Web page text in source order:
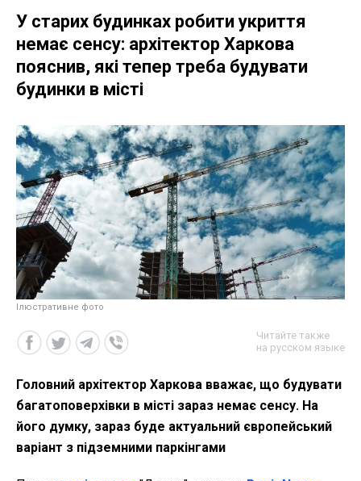
У старих будинках робити укриття
немає сенсу: архітектор Харкова
пояснив, які тепер треба будувати
будинки в місті
Ілюстративне фото
Читайте также
на русском языке
Головний архітектор Харкова вважає, що будувати
багатоповерхівки в місті зараз немає сенсу. На
його думку, зараз буде актуальний європейський
варіант з підземними паркінгами